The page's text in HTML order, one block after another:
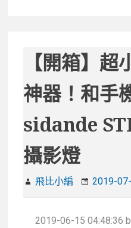
【開箱】
神器！和手
sidande
攝影燈
飛比小編 2019-
2019-06-15 04:48:36